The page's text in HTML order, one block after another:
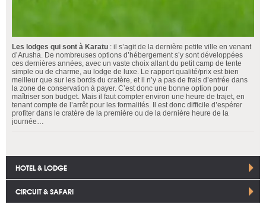
Les lodges qui sont à Karatu : il s’agit de la dernière petite ville en venant
d’Arusha. De nombreuses options d’hébergement s’y sont développées
ces dernières années, avec un vaste choix allant du petit camp de tente
simple ou de charme, au lodge de luxe. Le rapport qualité/prix est bien
meilleur que sur les bords du cratère, et il n’y a pas de frais d’entrée dans
la zone de conservation à payer. C’est donc une bonne option pour
maîtriser son budget. Mais il faut compter environ une heure de trajet, en
tenant compte de l’arrêt pour les formalités. Il est donc difficile d’espérer
profiter dans le cratère de la première ou de la dernière heure de la
journée…
HOTEL & LODGE
CIRCUIT & SAFARI